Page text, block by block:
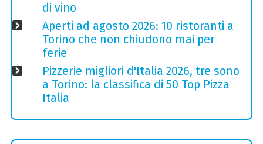
di vino
Aperti ad agosto 2026: 10 ristoranti a
Torino che non chiudono mai per
ferie
Pizzerie migliori d'Italia 2026, tre sono
a Torino: la classifica di 50 Top Pizza
Italia